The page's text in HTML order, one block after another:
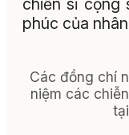
phúc của
Các đồng chí
niệm các